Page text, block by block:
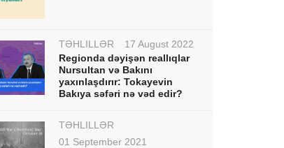
TƏHLİLLƏR
17 August 2022
Regionda dəyişən reallıqlar
Nursultan və Bakını
yaxınlaşdırır: Tokayevin
Bakıya səfəri nə vəd edir?
TƏHLİLLƏR
01 September 2021